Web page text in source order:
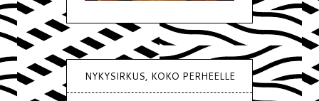
NYKYSIRKUS, KOKO PERHEELLE